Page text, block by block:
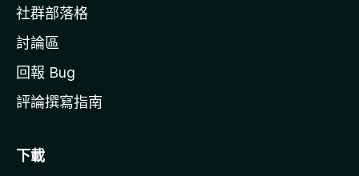
社群部落格
討論區
回報 Bug
評論撰寫指南
下載